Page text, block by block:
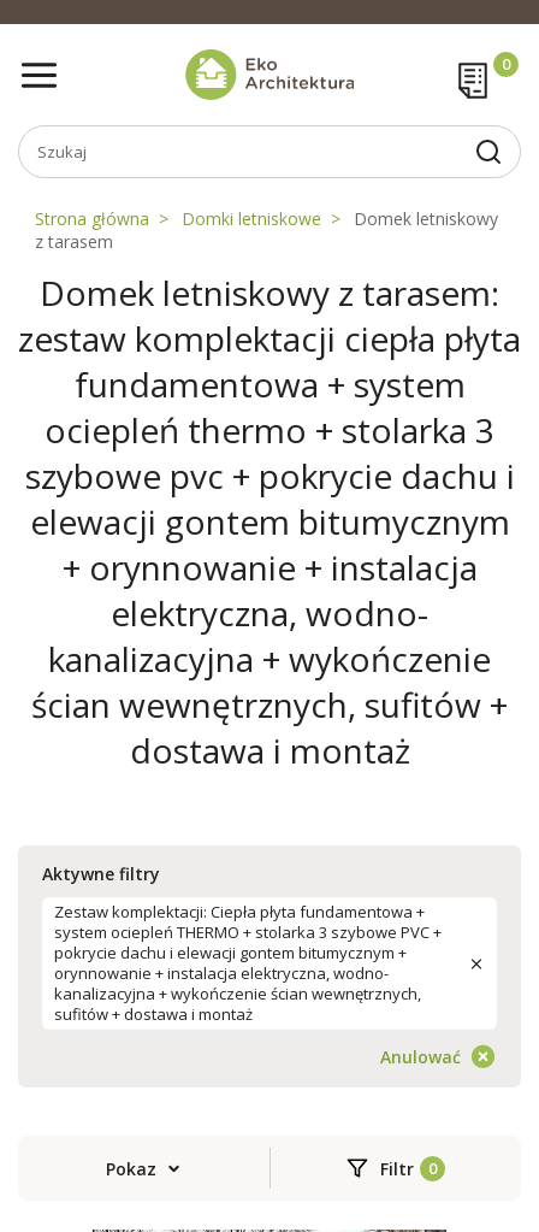
Strona główna Domki letniskowe
Domek letniskowy
z tarasem
Domek letniskowy z tarasem:
zestaw komplektacji ciepła płyta
fundamentowa + system
ociepleń thermo + stolarka 3
szybowe pvc + pokrycie dachu i
elewacji gontem bitumycznym
+ orynnowanie + instalacja
elektryczna, wodno-
kanalizacyjna + wykończenie
ścian wewnętrznych, sufitów +
dostawa i montaż
Aktywne filtry
Zestaw komplektacji: Ciepła płyta fundamentowa +
system ociepleń THERMO + stolarka 3 szybowe PVC +
pokrycie dachu i elewacji gontem bitumycznym +
orynnowanie + instalacja elektryczna, wodno-
kanalizacyjna + wykończenie ścian wewnętrznych,
sufitów + dostawa i montaż
Anulować
Pokaz Filtr